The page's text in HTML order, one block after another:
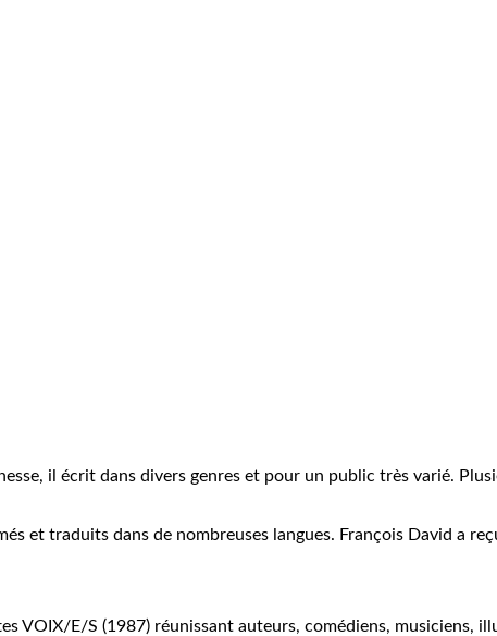
il écrit dans divers genres et pour un public très varié.
et traduits dans de nombreuses langues. François David a
VOIX/E/S (1987) réunissant auteurs, comédiens, musiciens,